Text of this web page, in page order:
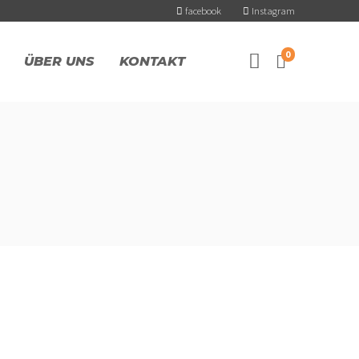
facebook Instagram
ÜBER UNS KONTAKT 0